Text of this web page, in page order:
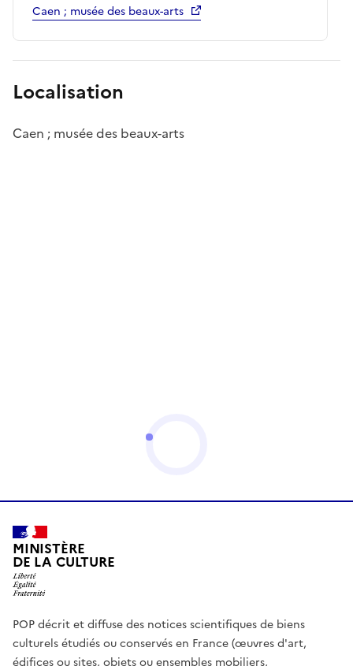
Caen ; musée des beaux-arts
Localisation
Caen ; musée des beaux-arts
MINISTÈRE
DE LA CULTURE
POP décrit et diffuse des notices scientifiques de biens
culturels étudiés ou conservés en France (œuvres d'art,
édifices ou sites, objets ou ensembles mobiliers,